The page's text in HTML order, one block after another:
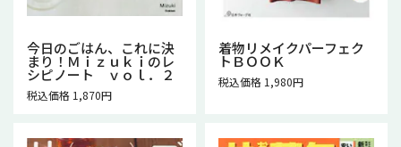
今日のごはん、これに決
まり！Ｍｉｚｕｋｉのレ
シピノート ｖｏｌ．２
税込価格 1,870円
着物リメイクパーフェク
トＢＯＯＫ
税込価格 1,980円